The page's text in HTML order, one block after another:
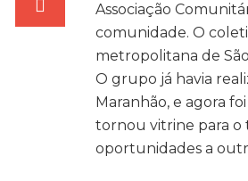
Associação
comunidade. O
metropolitana de
O grupo já havia
Maranhão, e agora
tornou vitrine para o
oportunidades a